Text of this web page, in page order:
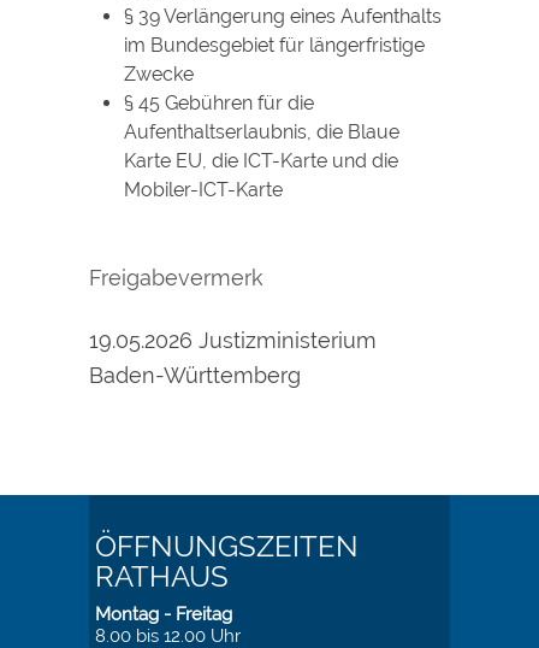
§ 39 Verlängerung eines Aufenthalts
im Bundesgebiet für längerfristige
Zwecke
§ 45 Gebühren für die
Aufenthaltserlaubnis, die Blaue
Karte EU, die ICT-Karte und die
Mobiler-ICT-Karte
Freigabevermerk
19.05.2026 Justizministerium
Baden-Württemberg
ÖFFNUNGSZEITEN
RATHAUS
Montag - Freitag
8.00 bis 12.00 Uhr